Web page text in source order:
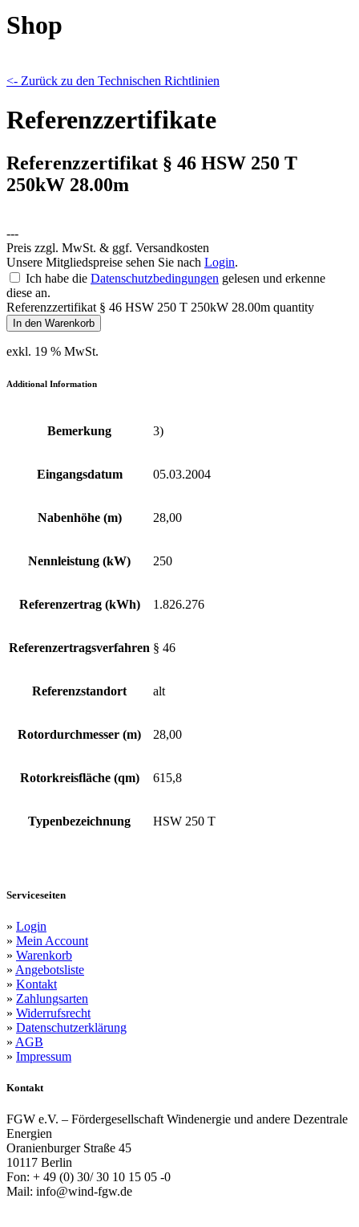
Shop
<- Zurück zu den Technischen Richtlinien
Referenzzertifikate
Referenzzertifikat § 46 HSW 250 T
250kW 28.00m
---
Preis zzgl. MwSt. & ggf. Versandkosten
Unsere Mitgliedspreise sehen Sie nach Login.
Ich habe die Datenschutzbedingungen gelesen und erkenne
diese an.
Referenzzertifikat § 46 HSW 250 T 250kW 28.00m quantity
In den Warenkorb
exkl. 19 % MwSt.
Additional Information
Bemerkung 3)
Eingangsdatum 05.03.2004
Nabenhöhe (m) 28,00
Nennleistung (kW) 250
Referenzertrag (kWh) 1.826.276
Referenzertragsverfahren § 46
Referenzstandort alt
Rotordurchmesser (m) 28,00
Rotorkreisfläche (qm) 615,8
Typenbezeichnung HSW 250 T
Serviceseiten
» Login
» Mein Account
» Warenkorb
» Angebotsliste
» Kontakt
» Zahlungsarten
» Widerrufsrecht
» Datenschutzerklärung
» AGB
» Impressum
Kontakt
FGW e.V. – Fördergesellschaft Windenergie und andere Dezentrale
Energien
Oranienburger Straße 45
10117 Berlin
Fon: + 49 (0) 30/ 30 10 15 05 -0
Mail: info@wind-fgw.de